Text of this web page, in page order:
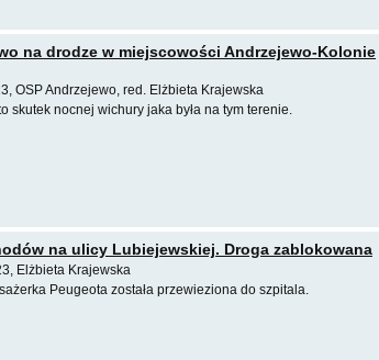
na drodze w miejscowości Andrzejewo-Kolonie
OSP Andrzejewo, red. Elżbieta Krajewska
skutek nocnej wichury jaka była na tym terenie.
na ulicy Lubiejewskiej. Droga zablokowana
Elżbieta Krajewska
Peugeota została przewieziona do szpitala.